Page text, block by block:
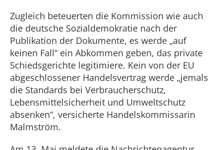
Zugleich beteuerten die Kommission wie auch
die deutsche Sozialdemokratie nach der
Publikation der Dokumente, es werde „auf
keinen Fall“ ein Abkommen geben, das private
Schiedsgerichte legitimiere. Kein von der EU
abgeschlossener Handelsvertrag werde „jemals
die Standards bei Verbraucherschutz,
Lebensmittelsicherheit und Umweltschutz
absenken“, versicherte Handelskommissarin
Malmström.